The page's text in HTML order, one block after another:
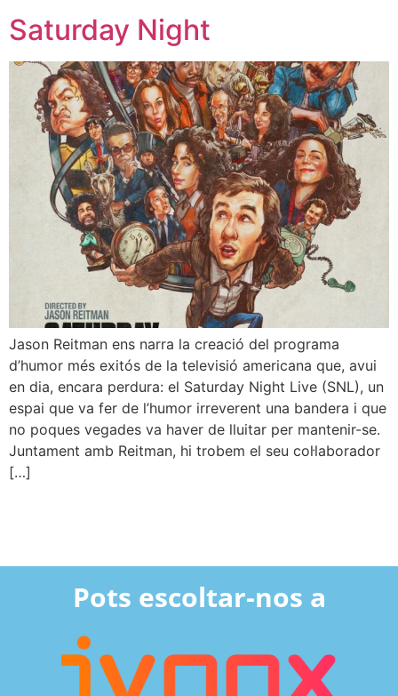
Saturday Night
Jason Reitman ens narra la creació del programa
d’humor més exitós de la televisió americana que, avui
en dia, encara perdura: el Saturday Night Live (SNL), un
espai que va fer de l’humor irreverent una bandera i que
no poques vegades va haver de lluitar per mantenir-se.
Juntament amb Reitman, hi trobem el seu col·laborador
[…]
Pots escoltar-nos a